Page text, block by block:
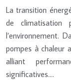
La transition
de climatisation
l’environnement.
pompes à chaleur
alliant
significatives….